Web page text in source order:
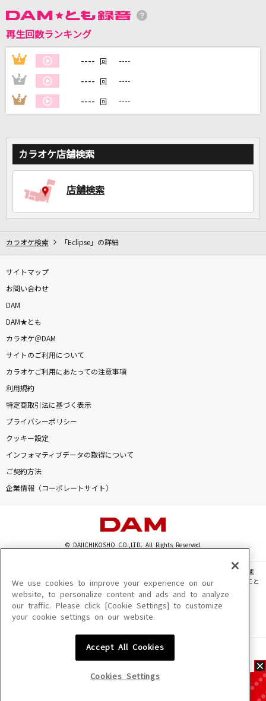
[生音]ヘビースモーク
にしな
365日の紙飛行機
AKB48
もっと見る
DAMの新曲・ランキングなど
再生回数ランキング
1 ---- 回 ----
2 ---- 回 ----
3 ---- 回 ----
カラオケ店舗検索
店舗検索
カラオケ検索 「Eclipse」の詳細
サイトマップ
お問い合わせ
DAM
DAM★とも
カラオケ＠DAM
サイトのご利用について
カラオケご利用にあたっての注意事項
利用規約
特定商取引法に基づく表示
プライバシーポリシー
クッキー設定
インフォマティブデータの取得について
ご契約方法
企業情報（コーポレートサイト）
© DAIICHIKOSHO CO.,LTD. All Rights Reserved.
このサイトに掲載されている一切の文章・画像・写真・動画・音声等を、手段や形態
を問わず、著作権法の定める範囲を超えて無断で複製、転載、ファイル化などすること
を禁じます。
楽曲及びコンテンツは、機種によりご利用いただけない場合があります。
楽曲及びコンテンツの配信日、配信内容が変更になる場合があります。
We use cookies to improve your experience on our
website, to personalize content and ads and to analyze
our traffic. Please click [Cookie Settings] to customize
your cookie settings on our website.
Accept All Cookies
Cookies Settings